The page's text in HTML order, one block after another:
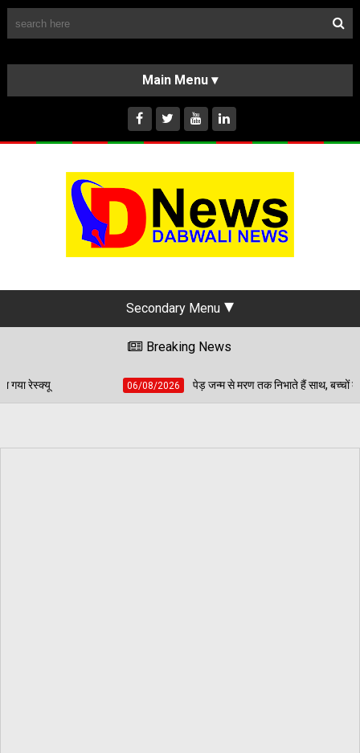
HOME
ABOUT US
INSTAGRAM
Secondary Menu
Breaking News
08/2026 पेड़ जन्म से मरण तक निभाते हैं साथ, बच्चों की प्रतिभा चमकाकर वरिष्ठ नागरिकों ने